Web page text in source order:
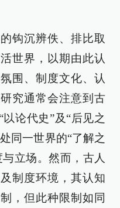
钩沉辨佚、排比取
世界，以期由此认
围、制度文化、认
究通常会注意到古
论代史”及“后见之
同一世界的“了解之
立场。然而，古人
制度环境，其认知
，但此种限制如同